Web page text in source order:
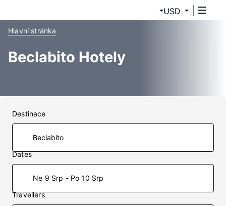
USD
Hlavní stránka
Beclabito Hotely
Destinace
Dates
Ne 9 Srp - Po 10 Srp
Travellers